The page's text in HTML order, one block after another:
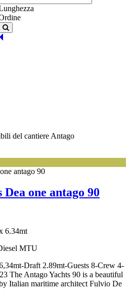
del cantiere Antago
one antago 90
6.34mt
MTU
Draft 2.89mt-Guests 8-Crew 4-
The Antago Yachts 90 is a beautiful
Italian maritime architect Fulvio De